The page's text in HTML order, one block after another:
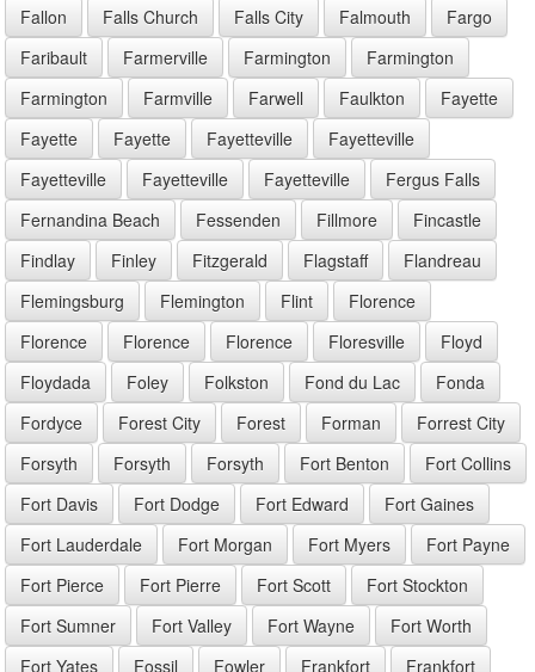
Fallon Falls Church Falls City Falmouth
Fargo
Faribault
Farmerville Farmington
Farmington
Farmington
Farmville Farwell Faulkton
Fayette
Fayette
Fayette Fayetteville
Fayetteville
Fayetteville
Fayetteville Fayetteville
Fergus Falls
Fernandina Beach
Fessenden Fillmore
Fincastle
Findlay
Finley Fitzgerald Flagstaff
Flandreau
Flemingsburg
Flemington Flint
Florence
Florence
Florence Florence Floresville
Floyd
Floydada
Foley Folkston Fond du Lac
Fonda
Fordyce
Forest City Forest Forman
Forrest City
Forsyth
Forsyth Forsyth Fort Benton
Fort Collins
Fort Davis
Fort Dodge Fort Edward
Fort Gaines
Fort Lauderdale
Fort Morgan Fort Myers
Fort Payne
Fort Pierce
Fort Pierre Fort Scott
Fort Stockton
Fort Sumner
Fort Valley Fort Wayne
Fort Worth
Fort Yates
Fossil Fowler Frankfort
Frankfort